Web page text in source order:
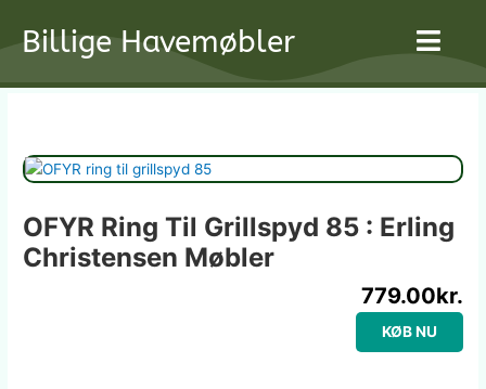
Billige Havemøbler
OFYR Ring Til Grillspyd 85 : Erling
Christensen Møbler
779.00kr.
KØB NU